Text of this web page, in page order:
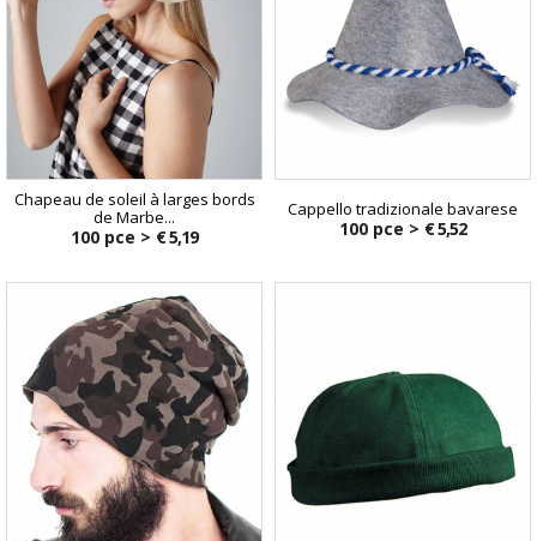
Chapeau de soleil à larges bords
de Marbe...
100 pce > € 5,19
Cappello tradizionale bavarese
100 pce > € 5,52